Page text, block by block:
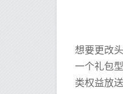
想要更改
一个礼包
类权益放